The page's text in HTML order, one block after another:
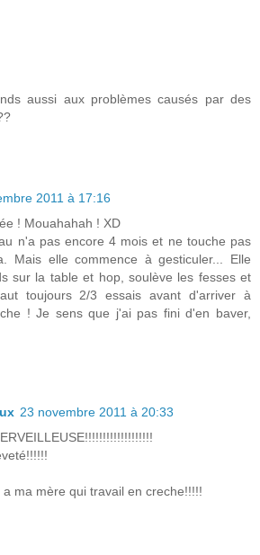
aussi aux problèmes causés par des
2011 à 17:16
! Mouahahah ! XD
n'a pas encore 4 mois et ne touche pas
Mais elle commence à gesticuler... Elle
sur la table et hop, soulève les fesses et
toujours 2/3 essais avant d'arriver à
! Je sens que j'ai pas fini d'en baver,
23 novembre 2011 à 20:33
ma mère qui travail en creche!!!!!